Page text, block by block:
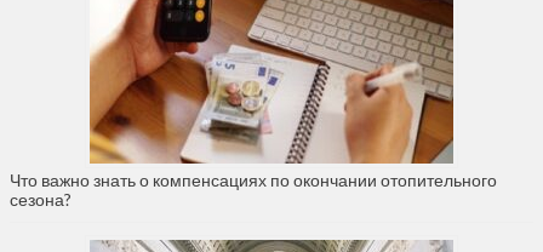
Что важно знать о компенсациях по окончании отопительного
сезона?